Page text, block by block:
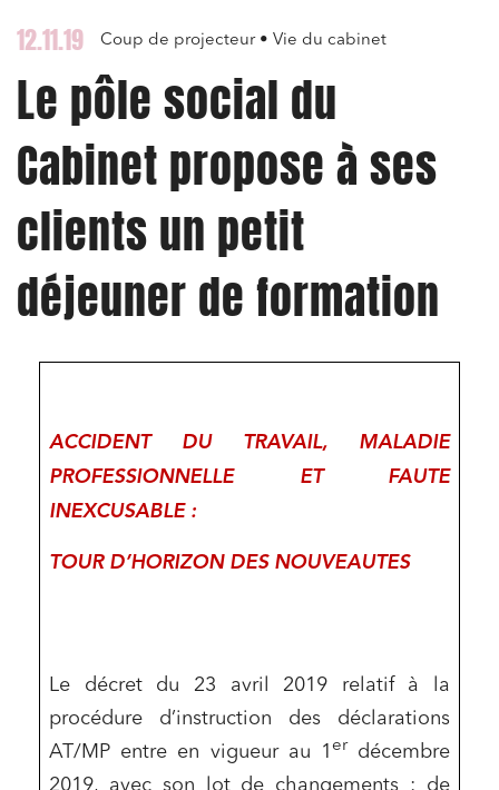
12.11.19 Coup de projecteur • Vie du cabinet
Le pôle social du
Cabinet propose à ses
clients un petit
déjeuner de formation
ACCIDENT DU TRAVAIL, MALADIE
PROFESSIONNELLE ET FAUTE
INEXCUSABLE :
TOUR D’HORIZON DES NOUVEAUTES
Le décret du 23 avril 2019 relatif à la
procédure d’instruction des déclarations
AT/MP entre en vigueur au 1 er décembre
2019, avec son lot de changements : de